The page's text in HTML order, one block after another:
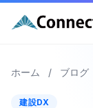
ホーム / ブログ
建設DX